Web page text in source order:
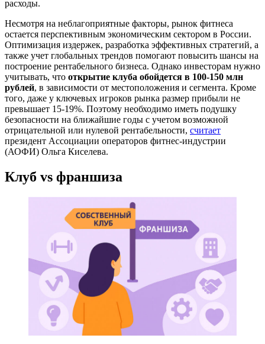
расходы.
Несмотря на неблагоприятные факторы, рынок фитнеса
остается перспективным экономическим сектором в России.
Оптимизация издержек, разработка эффективных стратегий, а
также учет глобальных трендов помогают повысить шансы на
построение рентабельного бизнеса. Однако инвесторам нужно
учитывать, что открытие клуба обойдется в 100-150 млн
рублей, в зависимости от местоположения и сегмента. Кроме
того, даже у ключевых игроков рынка размер прибыли не
превышает 15-19%. Поэтому необходимо иметь подушку
безопасности на ближайшие годы с учетом возможной
отрицательной или нулевой рентабельности, считает
президент Ассоциации операторов фитнес-индустрии
(АОФИ) Ольга Киселева.
Клуб vs франшиза